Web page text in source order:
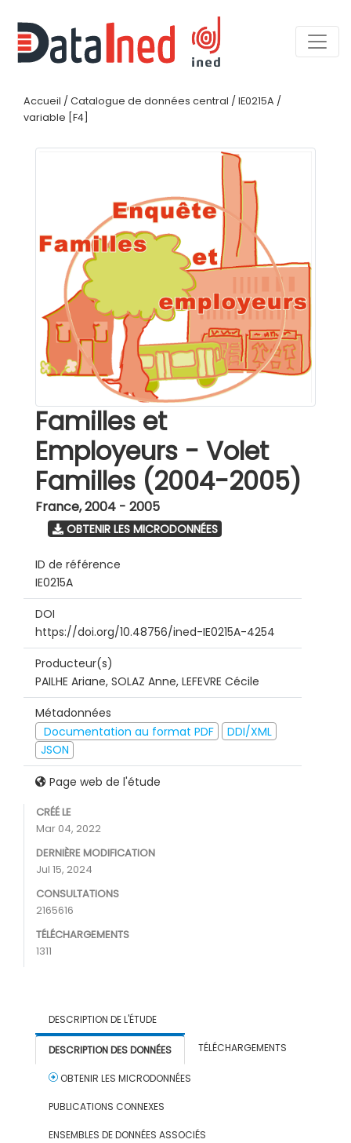
Accueil / Catalogue de données central / IE0215A /
variable [F4]
Familles et
Employeurs - Volet
Familles (2004-2005)
France,2004 - 2005
OBTENIR LES MICRODONNÉES
ID de référence
IE0215A
DOI
https://doi.org/10.48756/ined-IE0215A-4254
Producteur(s)
PAILHE Ariane, SOLAZ Anne, LEFEVRE Cécile
Métadonnées
Documentation au format PDF
DDI/XML
JSON
Page web de l'étude
CRÉÉ LE
Mar 04, 2022
DERNIÈRE MODIFICATION
Jul 15, 2024
CONSULTATIONS
2165616
TÉLÉCHARGEMENTS
1311
DESCRIPTION DE L'ÉTUDE
DESCRIPTION DES DONNÉES TÉLÉCHARGEMENTS
OBTENIR LES MICRODONNÉES
PUBLICATIONS CONNEXES
ENSEMBLES DE DONNÉES ASSOCIÉS